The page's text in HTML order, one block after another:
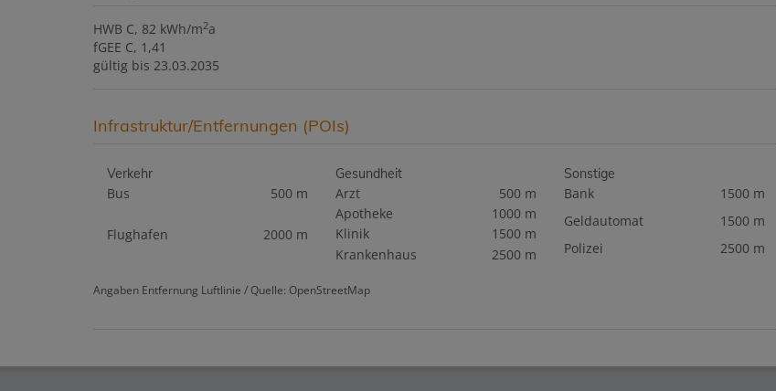
HWB C, 82 kWh/m2a
fGEE C, 1,41
gültig bis 23.03.2035
Infrastruktur/Entfernungen (POIs)
Verkehr
Bus 500 m
Flughafen 2000 m
Gesundheit
Arzt
500 m
Apotheke
1000 m
Klinik
1500 m
Krankenhaus
2500 m
Sonstige
Bank
1500 m
Geldautomat
1500 m
Polizei
2500 m
Angaben Entfernung Luftlinie / Quelle: OpenStreetMap